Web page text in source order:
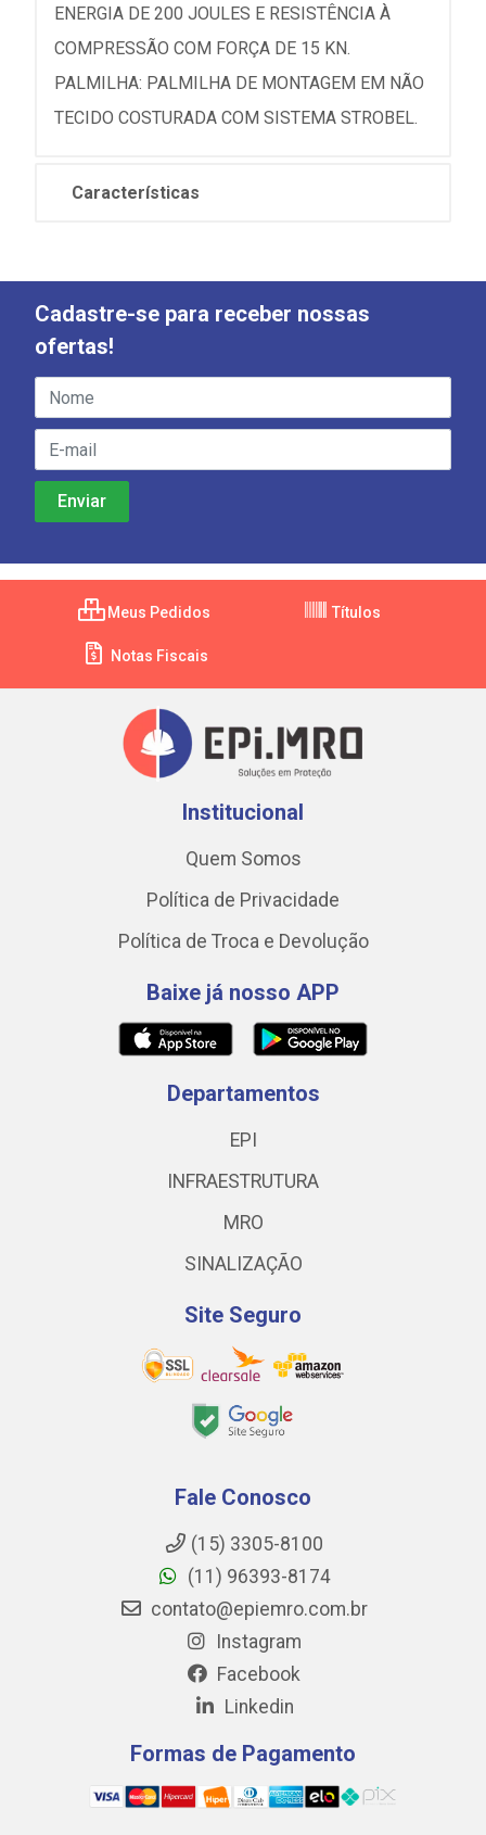
ENERGIA DE 200 JOULES E RESISTÊNCIA À
COMPRESSÃO COM FORÇA DE 15 KN.
PALMILHA: PALMILHA DE MONTAGEM EM NÃO
TECIDO COSTURADA COM SISTEMA STROBEL.
Características
Cadastre-se para receber nossas
ofertas!
Meus Pedidos Títulos
Notas Fiscais
Institucional
Quem Somos
Política de Privacidade
Política de Troca e Devolução
Baixe já nosso APP
Departamentos
EPI
INFRAESTRUTURA
MRO
SINALIZAÇÃO
Site Seguro
Fale Conosco
(15) 3305-8100
(11) 96393-8174
contato@epiemro.com.br
Instagram
Facebook
Linkedin
Formas de Pagamento